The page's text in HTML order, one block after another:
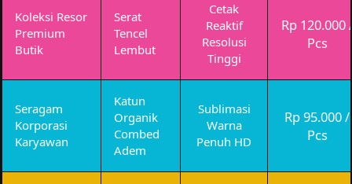
Koleksi Resor
Premium
Butik
Serat
Tencel
Lembut
Cetak
Reaktif
Resolusi
Tinggi
Rp 120.000
Pcs
Seragam
Korporasi
Karyawan
Katun
Organik
Combed
Adem
Sublimasi
Warna
Penuh HD
Rp 95.000 /
Pcs